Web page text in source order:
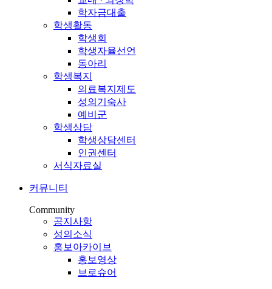
학자금대출
학생활동
학생회
학생자율선언
동아리
학생복지
의료복지제도
성의기숙사
예비군
학생상담
학생상담센터
인권센터
서식자료실
커뮤니티
Community
공지사항
성의소식
홍보아카이브
홍보영상
브로슈어